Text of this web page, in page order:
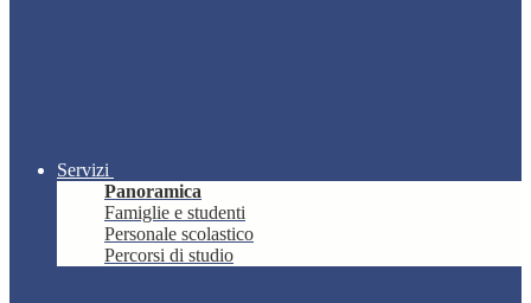
Servizi
Panoramica
Famiglie e studenti
Personale scolastico
Percorsi di studio